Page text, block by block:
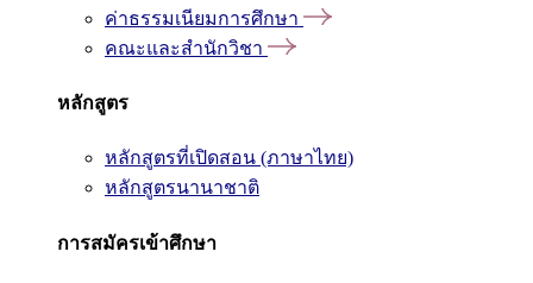
ค่าธรรมเนียมการศึกษา
คณะและสำนักวิชา
หลักสูตร
หลักสูตรที่เปิดสอน (ภาษาไทย)
หลักสูตรนานาชาติ
การสมัครเข้าศึกษา